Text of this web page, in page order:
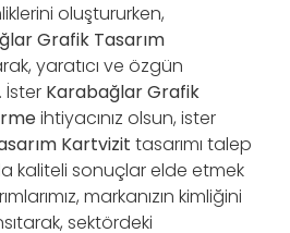
oluştururken,
Grafik Tasarım
yaratıcı ve özgün
İster Karabağlar Grafik
ihtiyacınız olsun, ister
Kartvizit tasarımı talep
kaliteli sonuçlar elde etmek
markanızın kimliğini
sektördeki